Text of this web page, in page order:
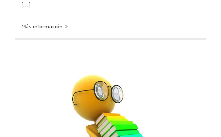
[...]
Más información